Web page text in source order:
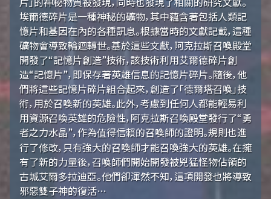
埃爾德碎片是一種神秘的礦物，其中蘊含著包括人類記
憶片和基因在內的各種訊息。根據當時的文獻記載，這種
礦物會導致輪迴轉世。基於這些文獻，阿克拉斯召喚殿堂
開發了“記憶片創造”技術，該技術利用艾爾德碎片創
造“記憶片”，即保存著英雄信息的記憶片碎片。隨後，他
們將這些記憶片碎片組合起來，創造了「德爾塔召喚」技
術，用於召喚新的英雄。此外，考慮到任何人都能輕易利
用資源召喚英雄的危險性，阿克拉斯召喚殿堂發行了“勇
者之力水晶”，作為值得信賴的召喚師的證明。規則也進
行了修改，只有強大的召喚師才能召喚強大的英雄。在擁
有了新的力量後，召喚師們開始開發被兇猛怪物佔領的
古城艾爾多拉迪亞。他們卻渾然不知，這項開發也將導致
邪惡雙子神的復活…